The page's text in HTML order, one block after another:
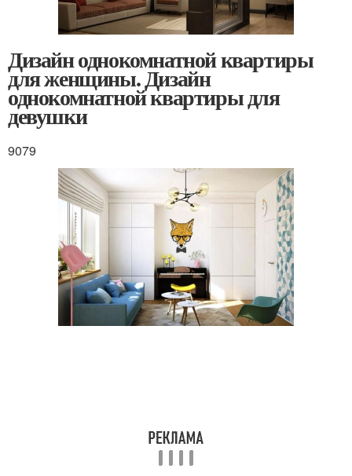
Дизайн однокомнатной квартиры
для женщины. Дизайн
однокомнатной квартиры для
девушки
9079